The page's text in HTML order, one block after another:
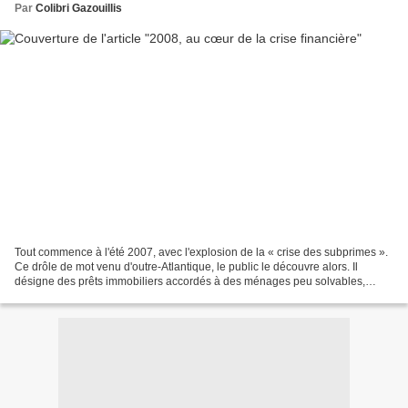
Par Colibri Gazouillis
Tout commence à l'été 2007, avec l'explosion de la « crise des subprimes ».
Ce drôle de mot venu d'outre-Atlantique, le public le découvre alors. Il
désigne des prêts immobiliers accordés à des ménages peu solvables,